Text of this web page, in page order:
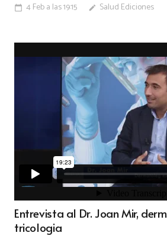
calendar_today 4 Feb a las 19:15 edit Salud Ediciones
Entrevista al Dr. Joan Mir,
tricologia